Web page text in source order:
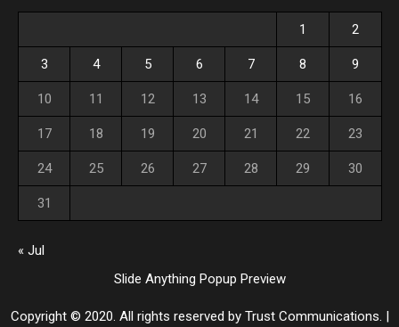
1 2
3 4 5 6 7 8 9
10 11 12 13 14 15 16
17 18 19 20 21 22 23
24 25 26 27 28 29 30
31
« Jul
Slide Anything Popup Preview
Copyright © 2020. All rights reserved by Trust Communications. |